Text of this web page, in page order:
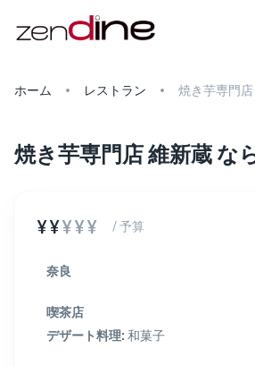
ホーム レストラン 焼き芋専門
焼き芋専門店 維新蔵 な
¥¥¥¥¥ / 予算
奈良
喫茶店
デザート料理: 和菓子